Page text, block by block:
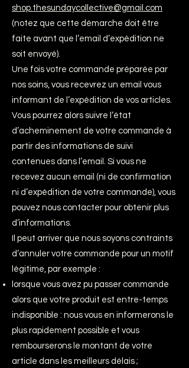
shop.thesundaycollective@gmail.com
(notez que cette démarche doit être
faite avant que l’email d’expédition ne
soit envoyé).
Une fois votre commande préparée par
nos soins, vous recevrez un email vous
informant de l’expédition de vos articles.
Vous pourrez alors suivre l’état
d’acheminement de votre commande à
partir des informations de suivi
contenues dans l’email. Si vous ne
recevez aucun email (ni de confirmation
ni d’expédition de votre commande), vous
pouvez nous contacter pour obtenir plus
d’informations.
Il peut arriver que nous soyons contraints
d’annuler votre commande pour un motif
légitime, par exemple :
lorsque vous avez pu passer commande
alors que votre produit est entre-temps
indisponible : nous vous en informerons le
plus rapidement possible et vous
rembourserons le montant de votre
article dans les meilleurs délais ;